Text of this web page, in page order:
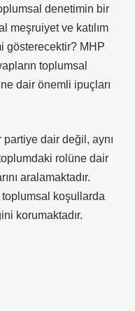
denetimin bir
meşruiyet ve katılım
gösterecektir? MHP
toplumsal
dair önemli ipuçları
partiye dair değil, aynı
rolüne dair
aralamaktadır.
toplumsal koşullarda
korumaktadır.